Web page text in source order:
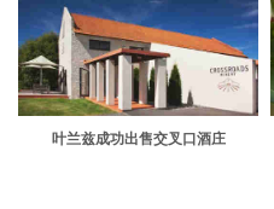
叶兰兹成功出售交叉口酒庄